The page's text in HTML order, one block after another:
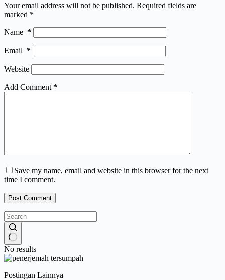
Your email address will not be published. Required fields are
marked *
Name *
Email *
Website
Add Comment *
Save my name, email and website in this browser for the next
time I comment.
Post Comment
No results
Postingan Lainnya